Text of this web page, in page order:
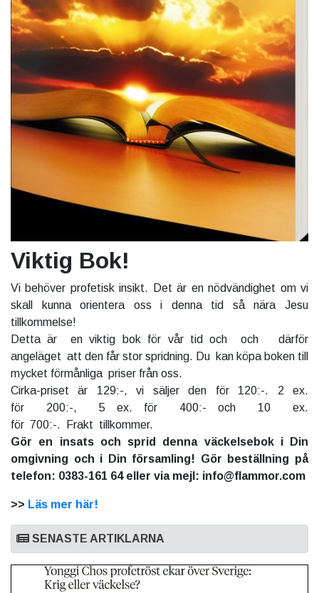
Viktig Bok!
Vi behöver profetisk insikt. Det är en nödvändighet om vi
skall kunna orientera oss i denna tid så nära Jesu
tillkommelse!
Detta är en viktig bok för vår tid och och därför
angeläget att den får stor spridning. Du kan köpa boken till
mycket förmånliga priser från oss.
Cirka-priset är 129:-, vi säljer den för 120:-. 2 ex.
för 200:-, 5 ex. för 400:- och 10 ex.
för 700:-. Frakt tillkommer.
Gör en insats och sprid denna väckelsebok i Din
omgivning och i Din församling! Gör beställning på
telefon: 0383-161 64 eller via mejl: info@flammor.com
>> Läs mer här!
SENASTE ARTIKLARNA